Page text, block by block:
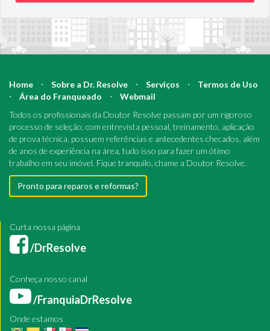
Home ⋅ Sobre a Dr. Resolve ⋅ Serviços ⋅
Termos de Uso
⋅
Área do Franqueado ⋅
Webmail
Todos os profissionais da Doutor Resolve passam por um rigoroso
processo de seleção, com entrevista pessoal, treinamento, aplicação
de prova técnica, possuem referências e antecedentes checados, além
de anos de experiência na área, tudo isso para fazer um ótimo
trabalho em seu imóvel. Fique tranquilo, chame a Doutor Resolve.
Pronto para reparos e reformas?
Curta nossa página
/DrResolve
Conheça nosso canal
/FranquiaDrResolve
Onde estamos